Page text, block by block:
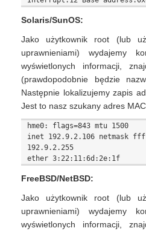
Solaris/SunOS:
Jako użytkownik root (lub
uprawnieniami) wydajemy
wyświetlonych informacji,
(prawdopodobnie będzie
Następnie lokalizujemy zapis
Jest to nasz szukany adres MAC.
hme0: flags=843 mtu 1500
inet 192.9.2.106 netmask
192.9.2.255
FreeBSD/NetBSD:
Jako użytkownik root (lub
uprawnieniami) wydajemy
wyświetlonych informacji,